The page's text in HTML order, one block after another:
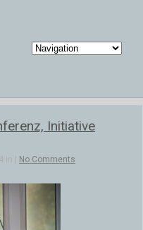
Initiative
in | No Comments